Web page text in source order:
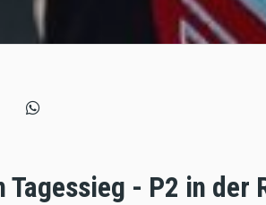
Tagessieg - P2 in der